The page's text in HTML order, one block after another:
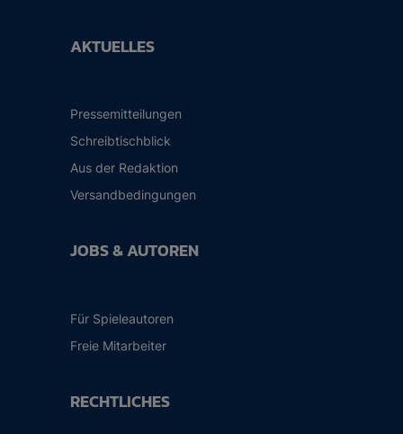
AKTUELLES
Pressemitteilungen
Schreibtischblick
Aus der Redaktion
Versandbedingungen
JOBS & AUTOREN
Für Spieleautoren
Freie Mitarbeiter
RECHTLICHES